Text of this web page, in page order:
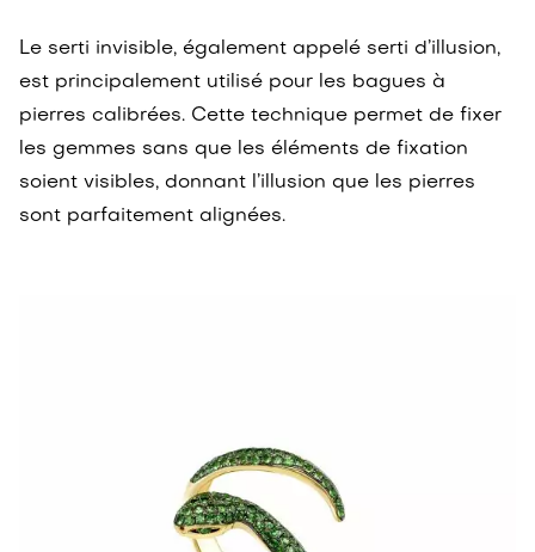
Le serti invisible, également appelé serti d’illusion,
est principalement utilisé pour les bagues à
pierres calibrées. Cette technique permet de fixer
les gemmes sans que les éléments de fixation
soient visibles, donnant l’illusion que les pierres
sont parfaitement alignées.